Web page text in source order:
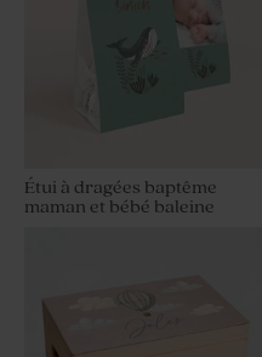
Étui à dragées baptême
maman et bébé baleine